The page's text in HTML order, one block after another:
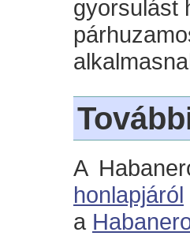
gyorsulást
A
honlapjáról
a